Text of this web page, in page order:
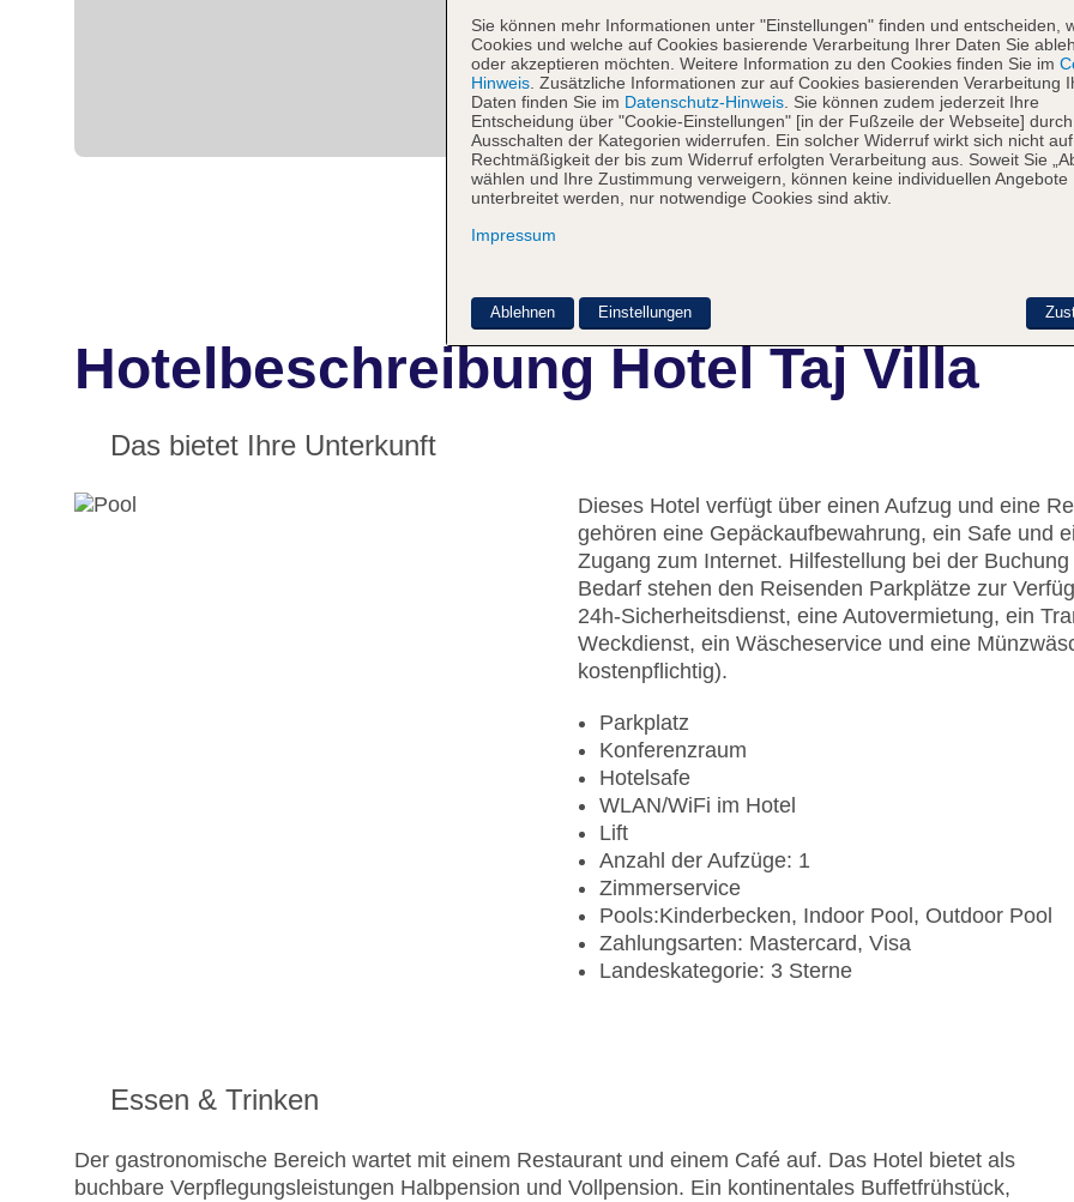
Hotelbeschreibung Hotel Taj Villa
Das bietet Ihre Unterkunft
Dieses Hotel verfügt über einen Aufzug und eine
gehören eine Gepäckaufbewahrung, ein Safe und
Zugang zum Internet. Hilfestellung bei der
Bedarf stehen den Reisenden Parkplätze zur
24h-Sicherheitsdienst, eine Autovermietung, ein
Weckdienst, ein Wäscheservice und eine
kostenpflichtig).
Parkplatz
Konferenzraum
Hotelsafe
WLAN/WiFi im Hotel
Lift
Anzahl der Aufzüge: 1
Zimmerservice
Pools:Kinderbecken, Indoor Pool, Outdoor Pool
Zahlungsarten: Mastercard, Visa
Landeskategorie: 3 Sterne
Essen & Trinken
Der gastronomische Bereich wartet mit einem Restaurant und einem Café auf. Das Hotel bietet als
buchbare Verpflegungsleistungen Halbpension und Vollpension. Ein kontinentales Buffetfrühstück,
Sie können mehr Informationen unter "Einstellungen" finden und entscheiden,
Cookies und welche auf Cookies basierende Verarbeitung Ihrer Daten Sie
oder akzeptieren möchten. Weitere Information zu den Cookies finden Sie im
Hinweis. Zusätzliche Informationen zur auf Cookies basierenden Verarbeitung
Daten finden Sie im Datenschutz-Hinweis. Sie können zudem jederzeit Ihre
Entscheidung über "Cookie-Einstellungen" [in der Fußzeile der Webseite] durch
Ausschalten der Kategorien widerrufen. Ein solcher Widerruf wirkt sich nicht
Rechtmäßigkeit der bis zum Widerruf erfolgten Verarbeitung aus. Soweit Sie
wählen und Ihre Zustimmung verweigern, können keine individuellen Angebote
unterbreitet werden, nur notwendige Cookies sind aktiv.
Impressum
Ablehnen Einstellungen